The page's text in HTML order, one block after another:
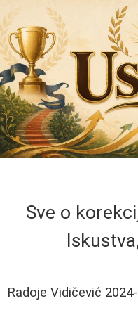
Sve o
Radoje Vidičević